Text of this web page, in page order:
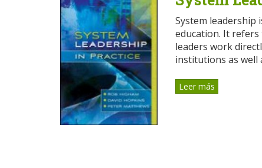
System leadership
education. It
leaders work
institutions as well
Leer más